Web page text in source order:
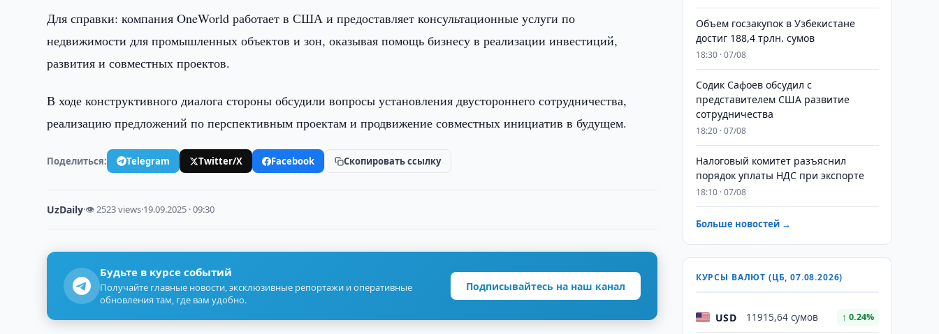
Для справки: компания OneWorld работает в США и предоставляет консультационные услуги по
недвижимости для промышленных объектов и зон, оказывая помощь бизнесу в реализации инвестиций,
развития и совместных проектов.
В ходе конструктивного диалога стороны обсудили вопросы установления двустороннего сотрудничества,
реализацию предложений по перспективным проектам и продвижение совместных инициатив в будущем.
Поделиться: Telegram Twitter/X Facebook Скопировать ссылку
UzDaily·👁 2523 views·19.09.2025 · 09:30
Будьте в курсе событий
Получайте главные новости, эксклюзивные репортажи и оперативные
обновления там, где вам удобно.
Подписывайтесь на наш канал
​​​​​​​Объем госзакупок в Узбекистане
достиг 188,4 трлн. сумов
18:30 · 07/08
Содик Сафоев обсудил с
представителем США развитие
сотрудничества
18:20 · 07/08
Налоговый комитет разъяснил
порядок уплаты НДС при экспорте
18:10 · 07/08
Больше новостей →
КУРСЫ ВАЛЮТ (ЦБ, 07.08.2026)
USD 11915,64 сумов ↑ 0.24%